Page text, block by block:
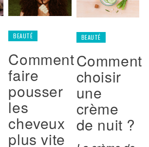
BEAUTÉ
Comment
faire
pousser
les
cheveux
plus vite
BEAUTÉ
Comment
choisir
une
crème
de nuit ?